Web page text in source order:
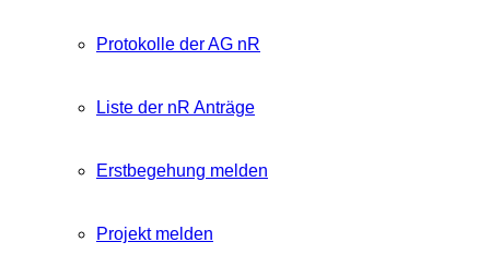
Protokolle der AG nR
Liste der nR Anträge
Erstbegehung melden
Projekt melden